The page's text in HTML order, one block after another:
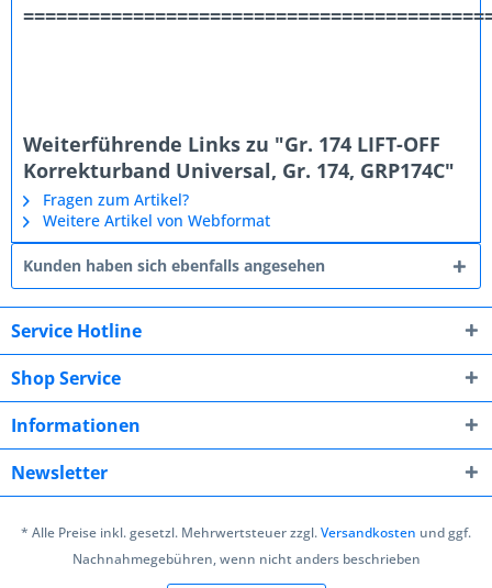
Weiterführende Links zu "Gr. 174 LIFT-OFF
Korrekturband Universal, Gr. 174, GRP174C"
Fragen zum Artikel?
Weitere Artikel von Webformat
Kunden haben sich ebenfalls angesehen
Service Hotline
Shop Service
Informationen
Newsletter
* Alle Preise inkl. gesetzl. Mehrwertsteuer zzgl.Versandkosten und ggf.
Nachnahmegebühren, wenn nicht anders beschrieben